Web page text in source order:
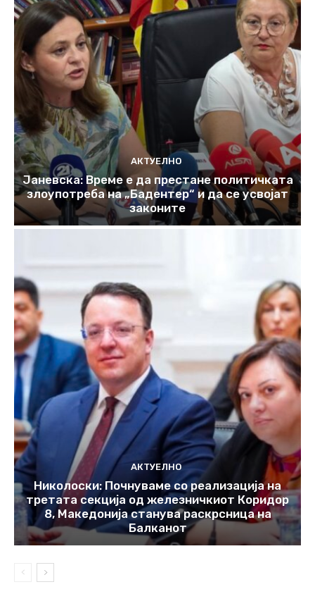
АКТУЕЛНО
Јаневска: Време е да престане политичката
злоупотреба на „Бадентер“ и да се усвојат
законите
АКТУЕЛНО
Николоски: Почнуваме со реализација на
третата секција од железничкиот Коридор
8, Македонија станува раскрсница на
Балканот